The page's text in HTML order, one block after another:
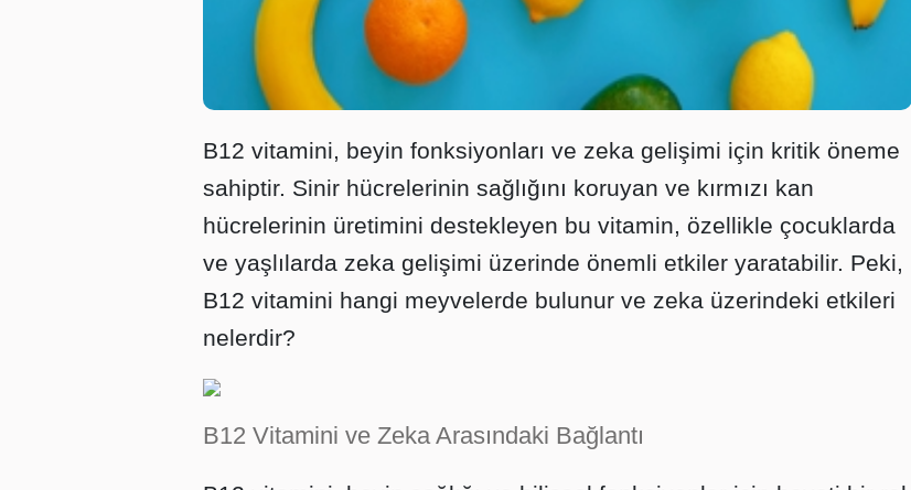
B12 vitamini, beyin fonksiyonları ve zeka gelişimi için kritik öneme
sahiptir. Sinir hücrelerinin sağlığını koruyan ve kırmızı kan
hücrelerinin üretimini destekleyen bu vitamin, özellikle çocuklarda
ve yaşlılarda zeka gelişimi üzerinde önemli etkiler yaratabilir. Peki,
B12 vitamini hangi meyvelerde bulunur ve zeka üzerindeki etkileri
nelerdir?
B12 Vitamini ve Zeka Arasındaki Bağlantı